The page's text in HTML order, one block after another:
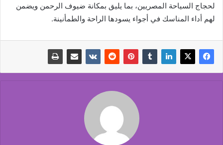
لحجاج السياحة المصريين، بما يليق بمكانة ضيوف الرحمن ويضمن
لهم أداء المناسك في أجواء يسودها الراحة والطمأنينة.